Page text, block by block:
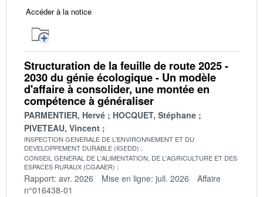
Accéder à la notice
Structuration de la feuille de route 2025 -
2030 du génie écologique - Un modèle
d'affaire à consolider, une montée en
compétence à généraliser
PARMENTIER, Hervé
HOCQUET, Stéphane
PIVETEAU, Vincent
INSPECTION GENERALE DE L'ENVIRONNEMENT ET DU
DEVELOPPEMENT DURABLE (IGEDD)
CONSEIL GENERAL DE L'ALIMENTATION, DE L'AGRICULTURE ET DES
ESPACES RURAUX (CGAAER)
Rapport: avr. 2026 Mise en ligne: juil. 2026
Affaire
n°016438-01